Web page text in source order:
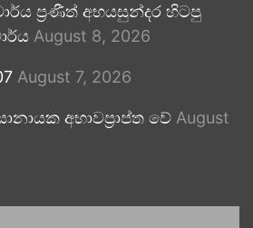
ප්‍රණීත් අභයසුන්දර හිටපු
August 8, 2026
August 7, 2026
අභාවප්‍රාප්ත වේ August